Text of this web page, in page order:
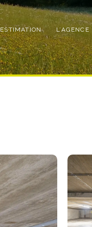
ESTIMATION L’AGENCE
Photo
l'album